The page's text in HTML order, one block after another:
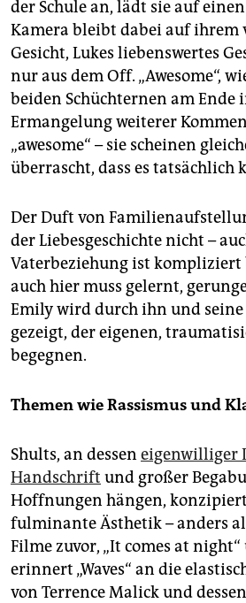
der Schule an, lädt sie auf
Kamera bleibt dabei auf ihrem
Gesicht, Lukes liebenswertes
nur aus dem Off. „Awesome“,
beiden Schüchternen am Ende
Ermangelung weiterer
„awesome“ – sie scheinen
überrascht, dass es tatsächlich
Der Duft von
der Liebesgeschichte nicht –
Vaterbeziehung ist kompliziert
auch hier muss gelernt,
Emily wird durch ihn und seine
gezeigt, der eigenen,
begegnen.
Themen wie Rassismus und
Shults, an dessen eigenwilliger
Handschrift und großer
Hoffnungen hängen, konzipiert
fulminante Ästhetik – anders
Filme zuvor, „It comes at night“
erinnert „Waves“ an die
von Terrence Malick und